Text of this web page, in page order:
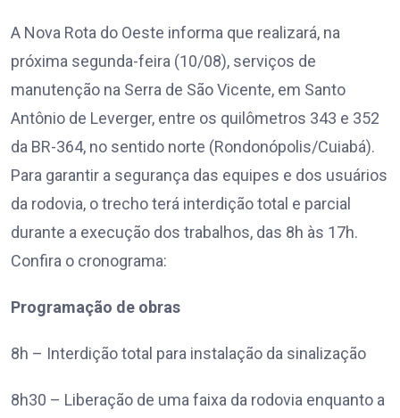
A Nova Rota do Oeste informa que realizará, na
próxima segunda-feira (10/08), serviços de
manutenção na Serra de São Vicente, em Santo
Antônio de Leverger, entre os quilômetros 343 e 352
da BR-364, no sentido norte (Rondonópolis/Cuiabá).
Para garantir a segurança das equipes e dos usuários
da rodovia, o trecho terá interdição total e parcial
durante a execução dos trabalhos, das 8h às 17h.
Confira o cronograma:
Programação de obras
8h – Interdição total para instalação da sinalização
8h30 – Liberação de uma faixa da rodovia enquanto a